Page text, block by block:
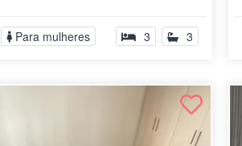
Para mulheres 3 3